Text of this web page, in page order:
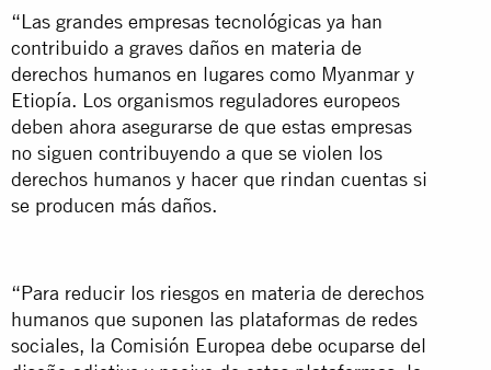
“Las grandes empresas tecnológicas ya han
contribuido a graves daños en materia de
derechos humanos en lugares como Myanmar y
Etiopía. Los organismos reguladores europeos
deben ahora asegurarse de que estas empresas
no siguen contribuyendo a que se violen los
derechos humanos y hacer que rindan cuentas si
se producen más daños.
“Para reducir los riesgos en materia de derechos
humanos que suponen las plataformas de redes
sociales, la Comisión Europea debe ocuparse del